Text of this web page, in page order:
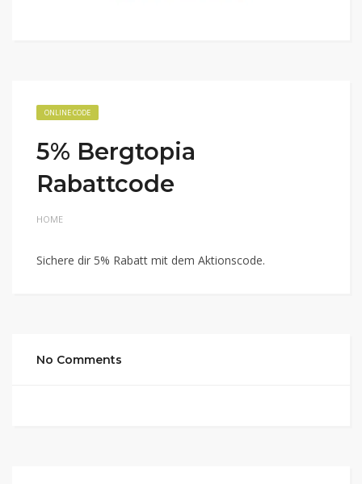
ONLINE CODE
5% Bergtopia
Rabattcode
HOME
Sichere dir 5% Rabatt mit dem Aktionscode.
No Comments